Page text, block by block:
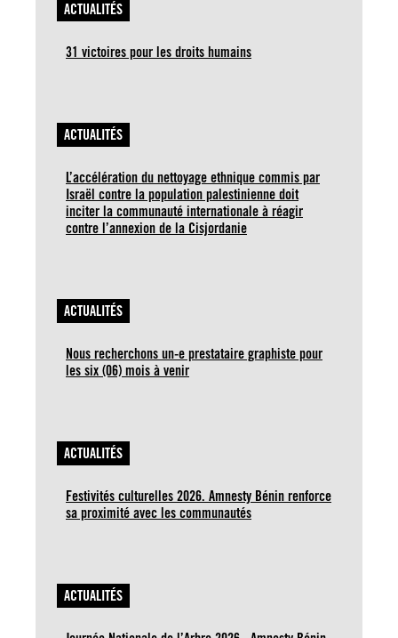
ACTUALITÉS
31 victoires pour les droits humains
ACTUALITÉS
L’accélération du nettoyage ethnique commis par
Israël contre la population palestinienne doit
inciter la communauté internationale à réagir
contre l’annexion de la Cisjordanie
ACTUALITÉS
Nous recherchons un-e prestataire graphiste pour
les six (06) mois à venir
ACTUALITÉS
Festivités culturelles 2026. Amnesty Bénin renforce
sa proximité avec les communautés
ACTUALITÉS